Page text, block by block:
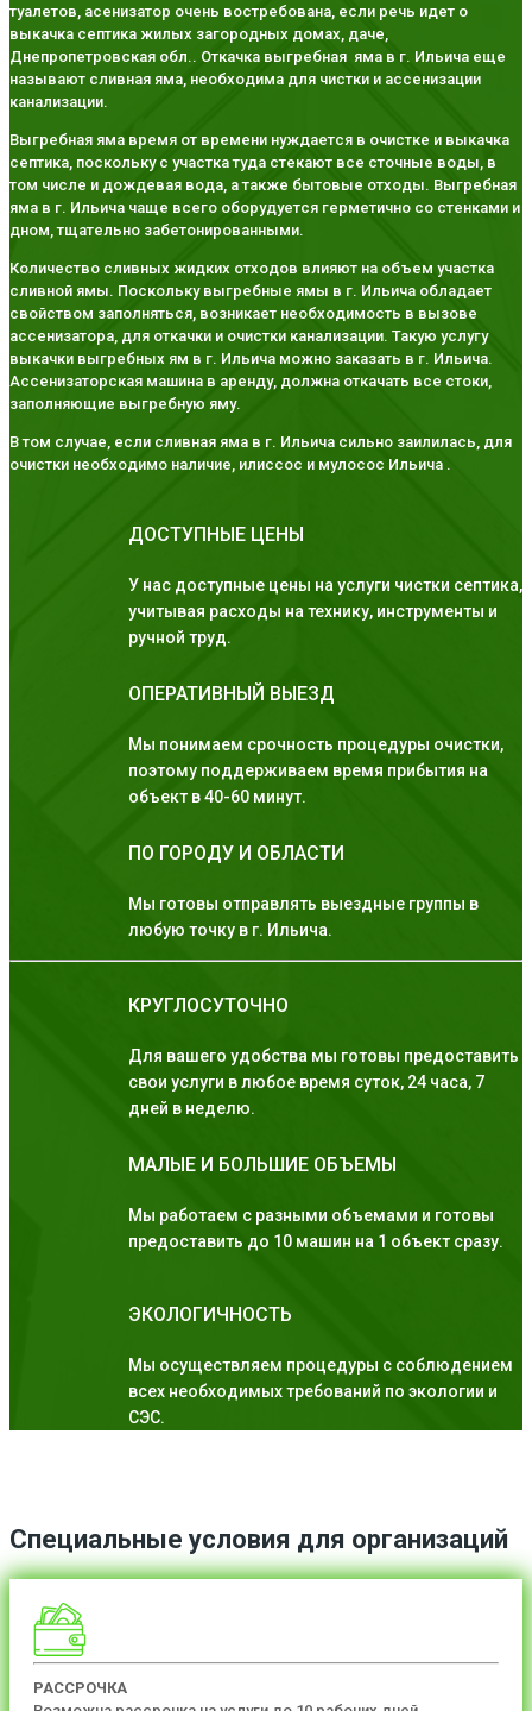
туалетов, асенизатор очень востребована, если речь идет о
выкачка септика жилых загородных домах, даче,
Днепропетровская обл.. Откачка выгребная яма в г. Ильича еще
называют сливная яма, необходима для чистки и ассенизации
канализации.
Выгребная яма время от времени нуждается в очистке и выкачка
септика, поскольку с участка туда стекают все сточные воды, в
том числе и дождевая вода, а также бытовые отходы. Выгребная
яма в г. Ильича чаще всего оборудуется герметично со стенками и
дном, тщательно забетонированными.
Количество сливных жидких отходов влияют на объем участка
сливной ямы. Поскольку выгребные ямы в г. Ильича обладает
свойством заполняться, возникает необходимость в вызове
ассенизатора, для откачки и очистки канализации. Такую услугу
выкачки выгребных ям в г. Ильича можно заказать в г. Ильича.
Ассенизаторская машина в аренду, должна откачать все стоки,
заполняющие выгребную яму.
В том случае, если сливная яма в г. Ильича сильно заилилась, для
очистки необходимо наличие, илиссос и мулосос Ильича .
ДОСТУПНЫЕ ЦЕНЫ
У нас доступные цены на услуги чистки септика,
учитывая расходы на технику, инструменты и
ручной труд.
ОПЕРАТИВНЫЙ ВЫЕЗД
Мы понимаем срочность процедуры очистки,
поэтому поддерживаем время прибытия на
объект в 40-60 минут.
ПО ГОРОДУ И ОБЛАСТИ
Мы готовы отправлять выездные группы в
любую точку в г. Ильича.
КРУГЛОСУТОЧНО
Для вашего удобства мы готовы предоставить
свои услуги в любое время суток, 24 часа, 7
дней в неделю.
МАЛЫЕ И БОЛЬШИЕ ОБЪЕМЫ
Мы работаем с разными объемами и готовы
предоставить до 10 машин на 1 объект сразу.
ЭКОЛОГИЧНОСТЬ
Мы осуществляем процедуры с соблюдением
всех необходимых требований по экологии и
СЭС.
Специальные условия для организаций
РАССРОЧКА